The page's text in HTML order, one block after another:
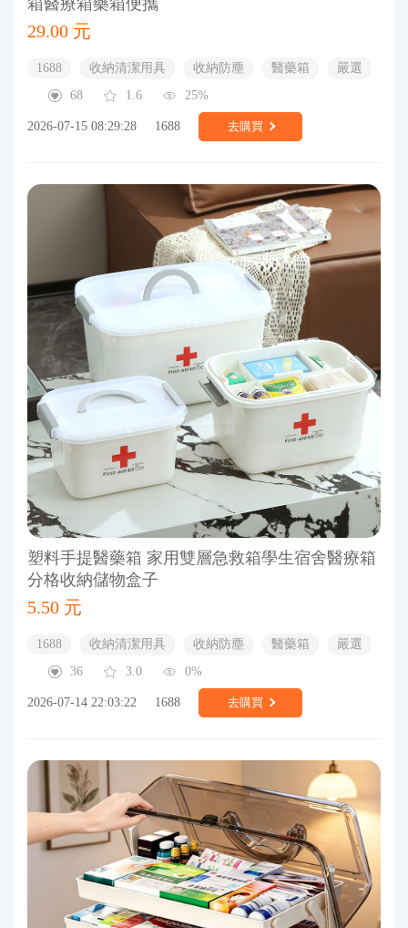
29.00 元
1688 收納清潔用具 收納防塵 醫藥箱
嚴選
68
1.6 25%
2026-07-15 08:29:28 1688 去購買
塑料手提醫藥箱 家用雙層急救箱學生宿舍醫療箱
分格收納儲物盒子
5.50 元
1688 收納清潔用具 收納防塵 醫藥箱
嚴選
36
3.0 0%
2026-07-14 22:03:22 1688 去購買